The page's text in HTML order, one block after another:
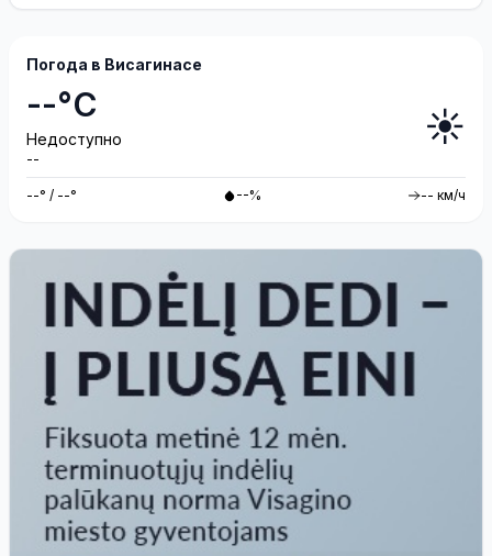
Погода в Висагинасе
--°C
Недоступно
--
☀️
--° / --° --% -- км/ч